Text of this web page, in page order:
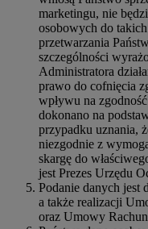
marketingu, nie
osobowych do
przetwarzania
szczególności
Administratora
prawo do cofnięcia
wpływu na
dokonano na
przypadku uznania,
niezgodnie z
skargę do
jest Prezes Urzędu
Podanie danych jest
a także realizacji
oraz Umowy